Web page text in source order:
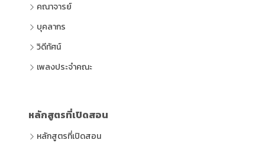
คณาจารย์
บุคลากร
วิดีทัศน์
เพลงประจำคณะ
หลักสูตรที่เปิดสอน
หลักสูตรที่เปิดสอน